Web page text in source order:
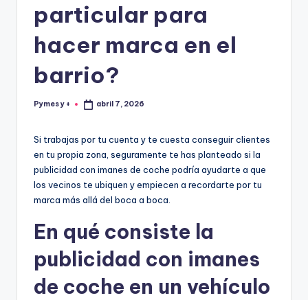
particular para
hacer marca en el
barrio?
Publicado
Pymes y + abril 7, 2026
Si trabajas por tu cuenta y te cuesta conseguir clientes
en tu propia zona, seguramente te has planteado si la
publicidad con imanes de coche podría ayudarte a que
los vecinos te ubiquen y empiecen a recordarte por tu
marca más allá del boca a boca.
En qué consiste la
publicidad con imanes
de coche en un vehículo